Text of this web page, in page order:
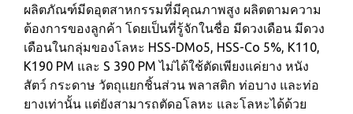
ผลิตภัณฑ์มีดอุตสาหกรรมที่มีคุณภาพสูง ผลิตตามความ
ต้องการของลูกค้า โดยเป็นที่รู้จักในชื่อ มีดวงเดือน มีดวง
เดือนในกลุ่มของโลหะ HSS-DMo5, HSS-Co 5%, K110,
K190 PM และ S 390 PM ไม่ได้ใช้ตัดเพียงแค่ยาง หนัง
สัตว์ กระดาษ วัตถุแยกชิ้นส่วน พลาสติก ท่อบาง และท่อ
ยางเท่านั้น แต่ยังสามารถตัดอโลหะ และโลหะได้ด้วย